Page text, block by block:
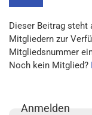
Dieser Beitrag steht
Mitgliedern zur
Mitgliedsnummer
Noch kein Mitglied?
Anmelden